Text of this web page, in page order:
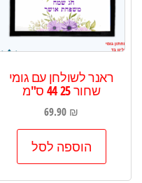
ראנר לשולחן עם גומי
שחור 25 44 ס"מ
69.90 ₪
הוספה לסל